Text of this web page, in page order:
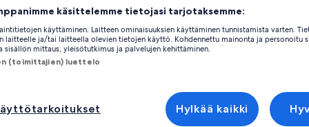
hyvä (7 arvostelua)
käsittelemme tietojasi tarjotaksemme:
käyttäminen. Laitteen ominaisuuksien käyttäminen tunnistamista varten.
laitteelle ja/tai laitteella olevien tietojen käyttö. Kohdennettu mainonta ja personoitu
sisällön mittaus, yleisötutkimus ja palvelujen kehittäminen.
(toimittajien) luettelo
Hylkää kaikki